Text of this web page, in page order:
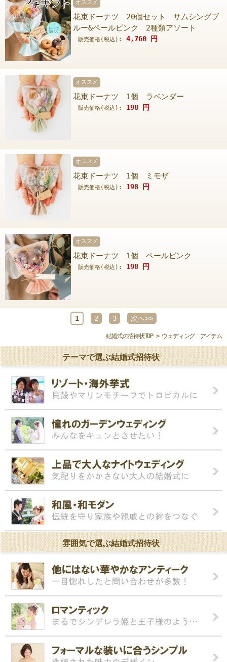
オススメ
花束ドーナツ 20個セット サムシングブ
ルー&ペールピンク 2種類アソート
販売価格(税込): 4,760 円
オススメ
花束ドーナツ 1個 ラベンダー
販売価格(税込): 198 円
オススメ
花束ドーナツ 1個 ミモザ
販売価格(税込): 198 円
オススメ
花束ドーナツ 1個 ペールピンク
販売価格(税込): 198 円
1 2 3 次へ>>
結婚式の招待状TOP> ウェディング アイテム
テーマで選ぶ結婚式招待状
雰囲気で選ぶ結婚式招待状